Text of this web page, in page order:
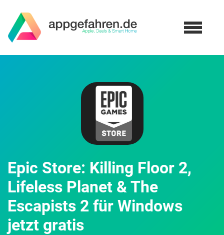
Epic Store: Killing Floor 2,
Lifeless Planet & The
Escapists 2 für Windows
jetzt gratis